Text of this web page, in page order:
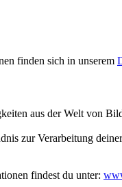
finden sich in unserem
aus der Welt von
zur Verarbeitung
findest du unter: